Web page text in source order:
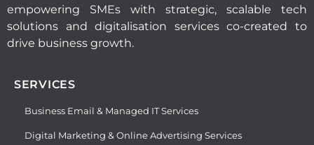
empowering SMEs with strategic, scalable tech
solutions and digitalisation services co-created to
drive business growth.
SERVICES
Business Email & Managed IT Services
Digital Marketing & Online Advertising Services